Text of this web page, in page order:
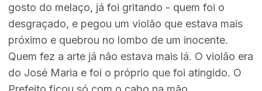
gosto do melaço, já foi gritando - quem foi o
desgraçado, e pegou um violão que estava mais
próximo e quebrou no lombo de um inocente.
Quem fez a arte já não estava mais lá. O violão era
do José Maria e foi o próprio que foi atingido. O